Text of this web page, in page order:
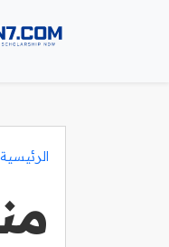
الرئيسية